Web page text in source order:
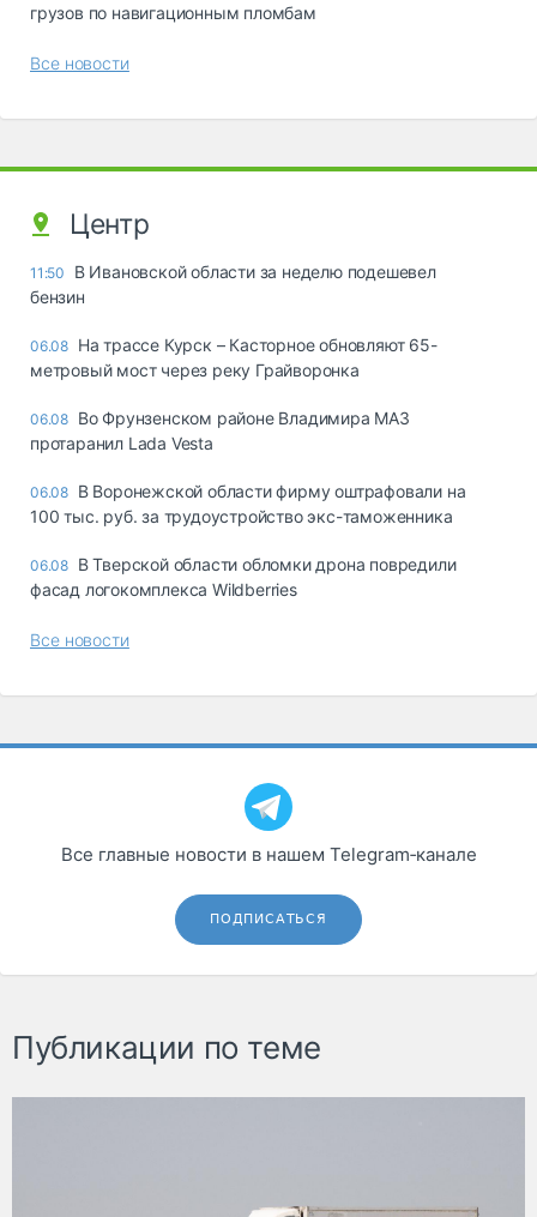
грузов по навигационным пломбам
Все новости
Центр
11:50
В Ивановской области за неделю подешевел
бензин
06.08 На трассе Курск – Касторное обновляют 65-
метровый мост через реку Грайворонка
06.08 Во Фрунзенском районе Владимира МАЗ
протаранил Lada Vesta
06.08 В Воронежской области фирму оштрафовали на
100 тыс. руб. за трудоустройство экс-таможенника
06.08 В Тверской области обломки дрона повредили
фасад логокомплекса Wildberries
Все новости
Все главные новости в нашем Telegram‑канале
ПОДПИСАТЬСЯ
Публикации по теме